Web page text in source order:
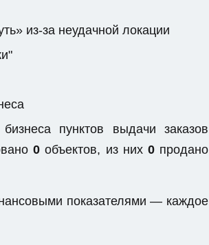
из-за неудачной локации
пунктов выдачи заказов
0 объектов, из них 0продано
показателями — каждое